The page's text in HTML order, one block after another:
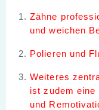
Zähne
und weichen
Polieren und
Weiteres
ist zudem eine
und